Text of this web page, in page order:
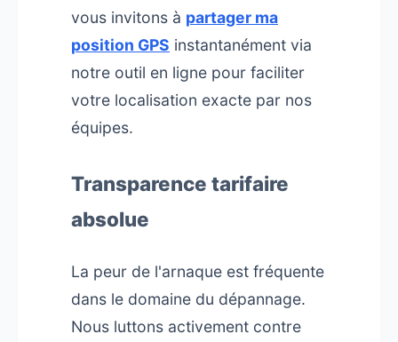
vous invitons à partager ma
position GPS instantanément via
notre outil en ligne pour faciliter
votre localisation exacte par nos
équipes.
Transparence tarifaire
absolue
La peur de l'arnaque est fréquente
dans le domaine du dépannage.
Nous luttons activement contre